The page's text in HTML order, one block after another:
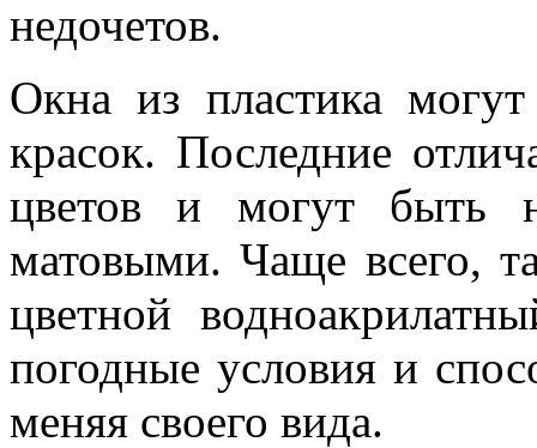
недочетов.
Окна из пластика
красок. Последние
цветов и могут быть
матовыми. Чаще всего,
цветной
погодные условия и
меняя своего вида.